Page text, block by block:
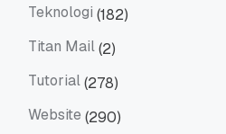
Teknologi (182)
Titan Mail(2)
Tutorial(278)
Website (290)